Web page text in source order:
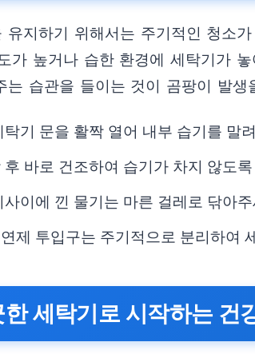
유지하기 위해서는 주기적인 청소
가 높거나 습한 환경에 세탁기가
는 습관을 들이는 것이 곰팡이 발
기 문을 활짝 열어 내부 습기를 말
바로 건조하여 습기가 차지 않도
이에 낀 물기는 마른 걸레로 닦아
제 투입구는 주기적으로 분리하여
세탁기로 시작하는 건